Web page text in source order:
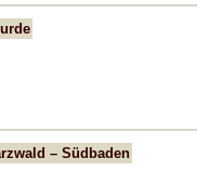
– Südbaden